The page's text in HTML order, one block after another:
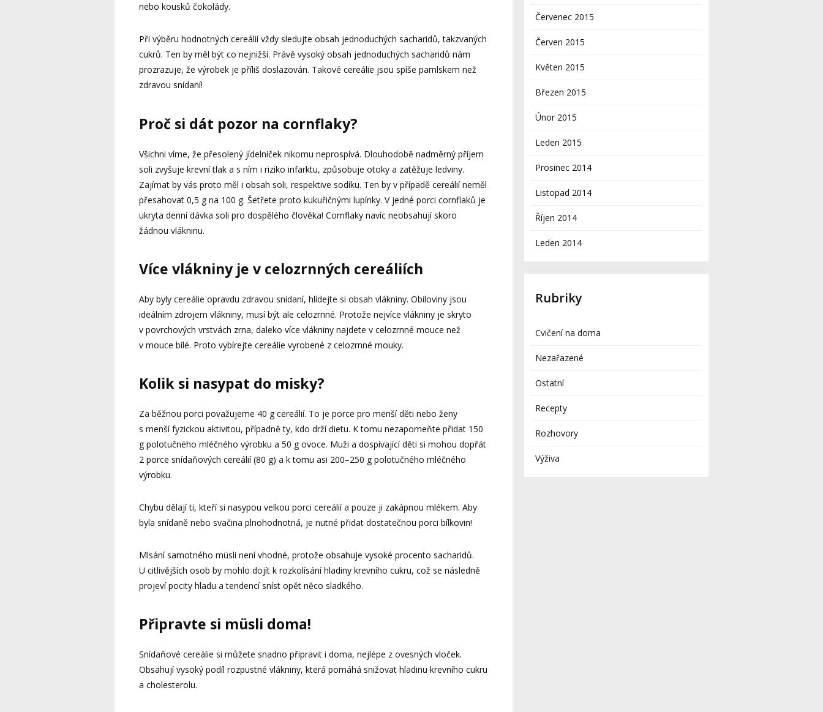
nebo kousků čokolády.
Při výběru hodnotných cereálií vždy sledujte obsah jednoduchých sacharidů, takzvaných
cukrů. Ten by měl být co nejnižší. Právě vysoký obsah jednoduchých sacharidů nám
prozrazuje, že výrobek je příliš doslazován. Takové cereálie jsou spíše pamlskem než
zdravou snídaní!
Proč si dát pozor na cornflaky?
Všichni víme, že přesolený jídelníček nikomu neprospívá. Dlouhodobě nadměrný příjem
soli zvyšuje krevní tlak a s ním i riziko infarktu, způsobuje otoky a zatěžuje ledviny.
Zajímat by vás proto měl i obsah soli, respektive sodíku. Ten by v případě cereálií neměl
přesahovat 0,5 g na 100 g. Šetřete proto kukuřičnými lupínky. V jedné porci cornflaků je
ukryta denní dávka soli pro dospělého člověka! Cornflaky navíc neobsahují skoro
žádnou vlákninu.
Více vlákniny je v celozrnných cereáliích
Aby byly cereálie opravdu zdravou snídaní, hlídejte si obsah vlákniny. Obiloviny jsou
ideálním zdrojem vlákniny, musí být ale celozrnné. Protože nejvíce vlákniny je skryto
v povrchových vrstvách zrna, daleko více vlákniny najdete v celozrnné mouce než
v mouce bílé. Proto vybírejte cereálie vyrobené z celozrnné mouky.
Kolik si nasypat do misky?
Za běžnou porci považujeme 40 g cereálií. To je porce pro menší děti nebo ženy
s menší fyzickou aktivitou, případně ty, kdo drží dietu. K tomu nezapomeňte přidat 150
g polotučného mléčného výrobku a 50 g ovoce. Muži a dospívající děti si mohou dopřát
2 porce snídaňových cereálií (80 g) a k tomu asi 200–250 g polotučného mléčného
výrobku.
Chybu dělají ti, kteří si nasypou velkou porci cereálií a pouze ji zakápnou mlékem. Aby
byla snídaně nebo svačina plnohodnotná, je nutné přidat dostatečnou porci bílkovin!
Mlsání samotného müsli není vhodné, protože obsahuje vysoké procento sacharidů.
U citlivějších osob by mohlo dojít k rozkolísání hladiny krevního cukru, což se následně
projeví pocity hladu a tendencí sníst opět něco sladkého.
Připravte si müsli doma!
Snídaňové cereálie si můžete snadno připravit i doma, nejlépe z ovesných vloček.
Obsahují vysoký podíl rozpustné vlákniny, která pomáhá snižovat hladinu krevního cukru
a cholesterolu.
Červenec 2015
Červen 2015
Květen 2015
Březen 2015
Únor 2015
Leden 2015
Prosinec 2014
Listopad 2014
Říjen 2014
Leden 2014
Rubriky
Cvičení na doma
Nezařazené
Ostatní
Recepty
Rozhovory
Výživa